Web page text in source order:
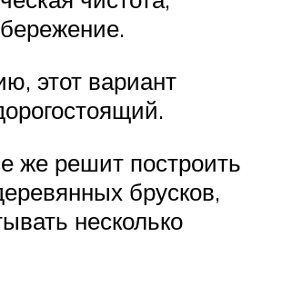
этот вариант
же решит построить
брусков,
несколько